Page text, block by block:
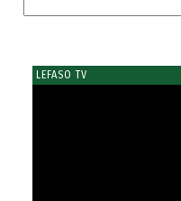
LEFASO TV